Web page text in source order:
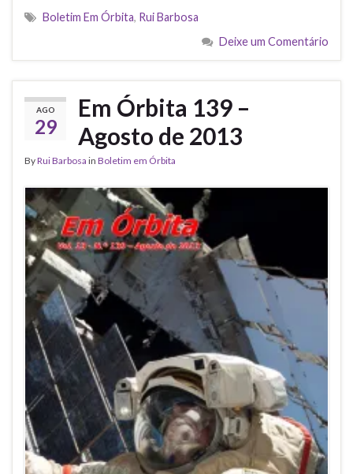
Boletim Em Órbita, Rui Barbosa
Deixe um Comentário
AGO
29
Em Órbita 139 –
Agosto de 2013
ByRui Barbosa in Boletim em Órbita